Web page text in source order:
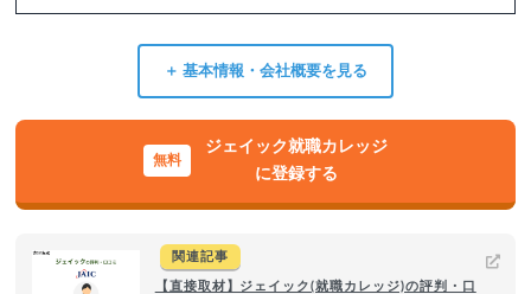
＋ 基本情報・会社概要を見る
ジェイック就職カレッジ
に登録する
関連記事
【直接取材】ジェイック(就職カレッジ)の評判・口